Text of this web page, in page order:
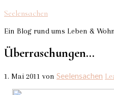
Seelensachen
Ein Blog rund ums Leben &
Überraschungen…
1. Mai 2011 von Seelensachen